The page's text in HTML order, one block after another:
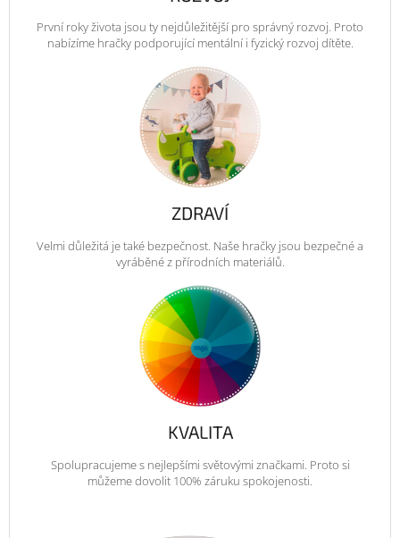
První roky života jsou ty nejdůležitější pro správný rozvoj. Proto
nabízíme hračky podporující mentální i fyzický rozvoj dítěte.
ZDRAVÍ
Velmi důležitá je také bezpečnost. Naše hračky jsou bezpečné a
vyráběné z přírodních materiálů.
KVALITA
Spolupracujeme s nejlepšími světovými značkami. Proto si
můžeme dovolit 100% záruku spokojenosti.